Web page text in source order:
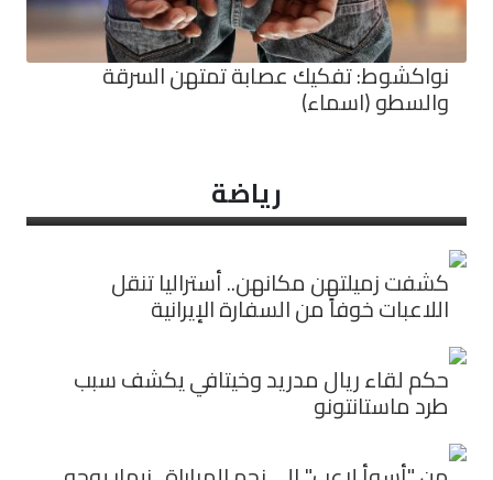
نواكشوط: تفكيك عصابة تمتهن السرقة
والسطو (اسماء)
رياضة
كشفت زميلتهن مكانهن.. أستراليا تنقل
اللاعبات خوفاً من السفارة الإيرانية
حكم لقاء ريال مدريد وخيتافي يكشف سبب
طرد ماستانتونو